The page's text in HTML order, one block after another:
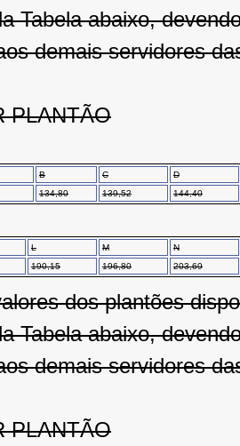
Tabela abaixo,
demais servidores
PLANTÃO
B C
D
134,80 139,52 144,40
L M
N
190,15 196,80 203,69
dos plantões
Tabela abaixo,
demais servidores
PLANTÃO